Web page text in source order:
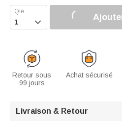

Retour sous
99 jours
Achat sécurisé
Livraison & Retour